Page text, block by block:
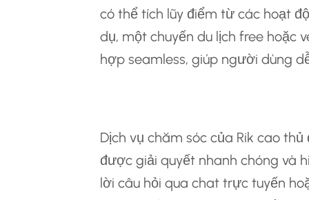
có thể tích lũy điểm từ các hoạt
dụ, một chuyến du lịch free hoặc
hợp seamless, giúp người dùng
Dịch vụ chăm sóc của Rik cao
được giải quyết nhanh chóng và
lời câu hỏi qua chat trực tuyến